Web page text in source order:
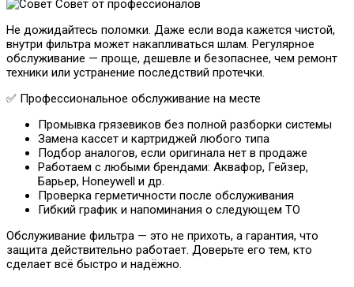
Совет от профессионалов
Не дожидайтесь поломки. Даже если вода кажется чистой,
внутри фильтра может накапливаться шлам. Регулярное
обслуживание — проще, дешевле и безопаснее, чем ремонт
техники или устранение последствий протечки.
✅ Профессиональное обслуживание на месте
Промывка грязевиков без полной разборки системы
Замена кассет и картриджей любого типа
Подбор аналогов, если оригинала нет в продаже
Работаем с любыми брендами: Аквафор, Гейзер,
Барьер, Honeywell и др.
Проверка герметичности после обслуживания
Гибкий график и напоминания о следующем ТО
Обслуживание фильтра — это не прихоть, а гарантия, что
защита действительно работает. Доверьте его тем, кто
сделает всё быстро и надёжно.